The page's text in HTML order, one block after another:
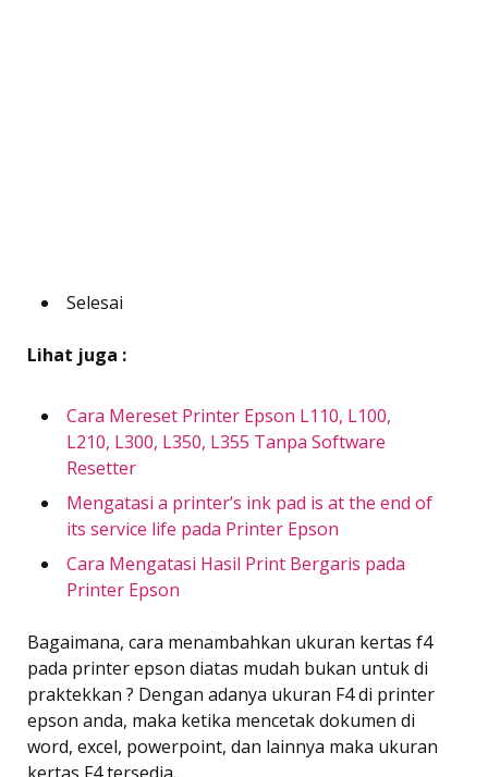
Selesai
Lihat juga :
Cara Mereset Printer Epson L110, L100,
L210, L300, L350, L355 Tanpa Software
Resetter
Mengatasi a printer’s ink pad is at the end of
its service life pada Printer Epson
Cara Mengatasi Hasil Print Bergaris pada
Printer Epson
Bagaimana, cara menambahkan ukuran kertas f4
pada printer epson diatas mudah bukan untuk di
praktekkan ? Dengan adanya ukuran F4 di printer
epson anda, maka ketika mencetak dokumen di
word, excel, powerpoint, dan lainnya maka ukuran